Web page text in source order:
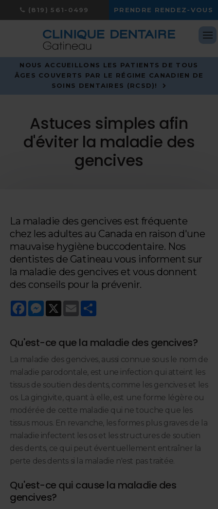
(819) 561-0499 PRENDRE RENDEZ-VOUS
NOUS ACCUEILLONS LES PATIENTS DE TOUS
ÂGES COUVERTS PAR LE RÉGIME CANADIEN DE
SOINS DENTAIRES (RCSD)!
Astuces simples afin
d'éviter la maladie des
gencives
La maladie des gencives est fréquente
chez les adultes au Canada en raison d'une
mauvaise hygiène buccodentaire. Nos
dentistes de Gatineau vous informent sur
la maladie des gencives et vous donnent
des conseils pour la prévenir.
FacebookMessenger
X Email
Qu'est-ce que la maladie des gencives?
La maladie des gencives, aussi connue sous le nom de
maladie parodontale, est une infection qui atteint les
tissus de soutien des dents, comme les gencives et les
os. La gingivite, quant à elle, est une forme légère ou
modérée de cette maladie qui ne touche que les
tissus mous. En revanche, les formes plus graves de la
maladie infectent les os et les structures de soutien
des dents, ce qui peut éventuellement entraîner la
perte des dents si la maladie n'est pas traitée.
Qu'est-ce qui cause la maladie des
gencives?